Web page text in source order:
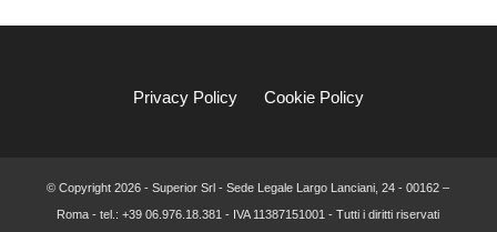
Privacy Policy Cookie Policy
© Copyright2026 - Superior Srl - Sede Legale Largo Lanciani, 24 - 00162 –
Roma - tel.: +39 06.976.18.381 - IVA 11387151001 - Tutti i diritti riservati